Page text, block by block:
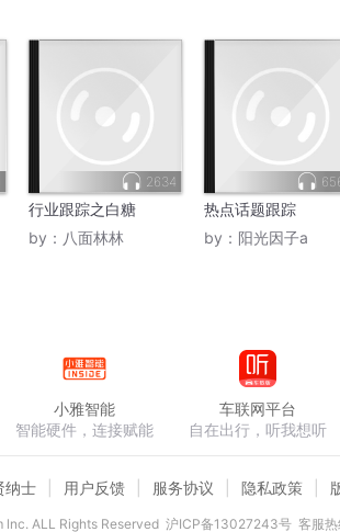
2634
行业跟踪之白糖
by： 八面林林
热点话题跟踪
by： 阳光因子a
小雅智能
智能硬件，连接赋能
车联网平台
自在出行，听我想听
纳士 用户反馈 服务协议 隐私政策
ALL Rights Reserved 沪ICP备13027243号 客服